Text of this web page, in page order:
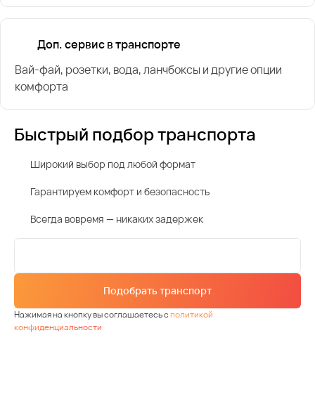
Доп. сервис в транспорте
Вай-фай, розетки, вода, ланчбоксы и другие опции
комфорта
Быстрый подбор транспорта
Широкий выбор под любой формат
Гарантируем комфорт и безопасность
Всегда вовремя — никаких задержек
Подобрать транспорт
Нажимая на кнопку вы соглашаетесь сполитикой
конфиденциальности